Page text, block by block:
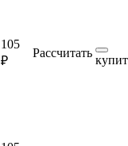
105
₽
Рассчитать